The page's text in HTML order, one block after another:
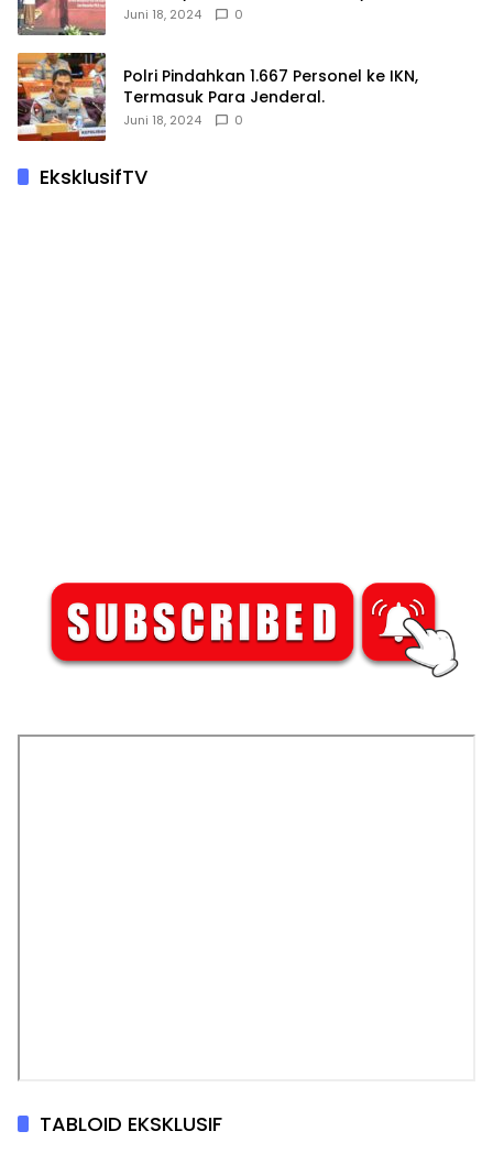
Hewan Kurban
Juni 18, 2024 0
Polri Pindahkan 1.667 Personel ke IKN,
Termasuk Para Jenderal.
Juni 18, 2024 0
EksklusifTV
TABLOID EKSKLUSIF